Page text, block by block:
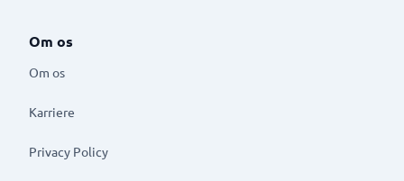
Om os
Om os
Karriere
Privacy Policy